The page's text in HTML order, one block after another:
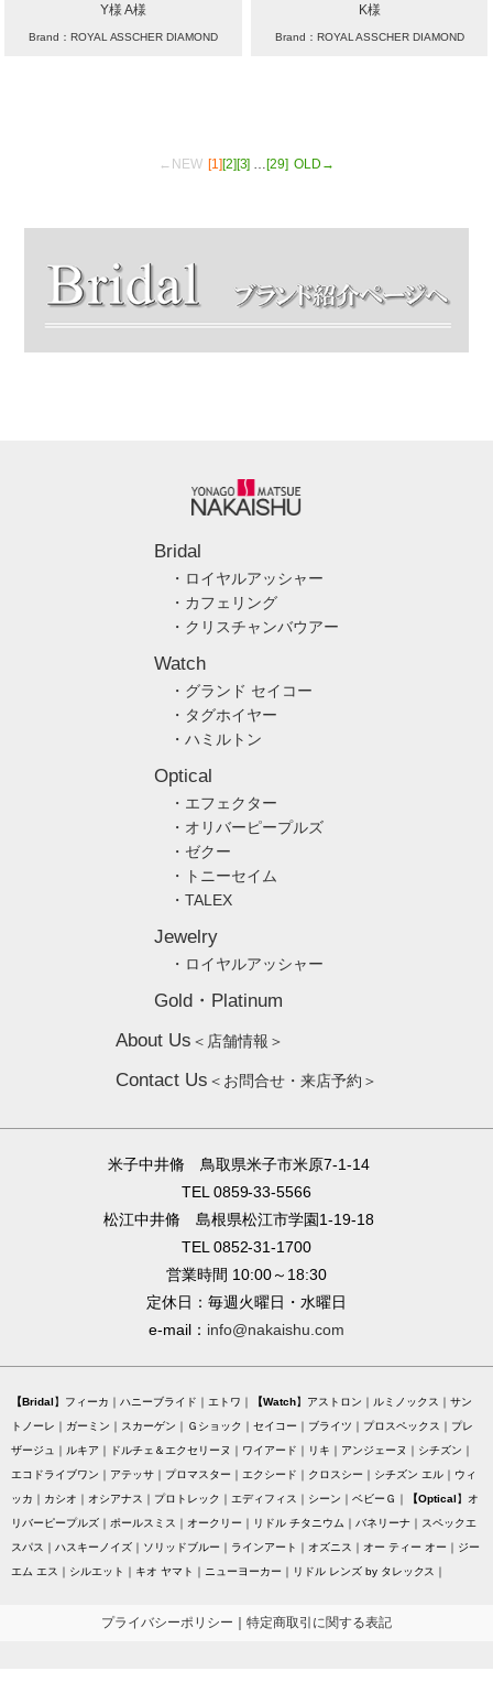
Y様 A様
Brand：ROYAL ASSCHER DIAMOND
K様
Brand：ROYAL ASSCHER DIAMOND
←NEW [1][2][3] …[29] OLD→
Bridal
・ロイヤルアッシャー
・カフェリング
・クリスチャンバウアー
Watch
・グランド セイコー
・タグホイヤー
・ハミルトン
Optical
・エフェクター
・オリバーピープルズ
・ゼクー
・トニーセイム
・TALEX
Jewelry
・ロイヤルアッシャー
Gold・Platinum
About Us ＜店舗情報＞
Contact Us ＜お問合せ・来店予約＞
米子中井脩 鳥取県米子市米原7-1-14
TEL 0859-33-5566
松江中井脩 島根県松江市学園1-19-18
TEL 0852-31-1700
営業時間 10:00～18:30
定休日：毎週火曜日・水曜日
e-mail： info@nakaishu.com
Bridal フィーカ ハニーブライド エトワ Watch アストロン ルミノックス
サン
トノーレ
ガーミン スカーゲン Ｇショック セイコー ブライツ プロスペックス
プレ
ザージュ
ルキア ドルチェ＆エクセリーヌ ワイアード リキ アンジェーヌ
シチズン
エコドライブワン
アテッサ プロマスター エクシード クロスシー シチズン エル
ウィ
ッカ
カシオ オシアナス プロトレック エディフィス シーン ベビーＧ Optical
オ
リバーピープルズ
ポールスミス オークリー リドル チタニウム バネリーナ
スペックエ
スパス
ハスキーノイズ ソリッドブルー ラインアート オズニス オー ティー オー
ジー
エム エス
シルエット キオ ヤマト ニューヨーカー リドル レンズ by タレックス
プライバシーポリシー 特定商取引に関する表記